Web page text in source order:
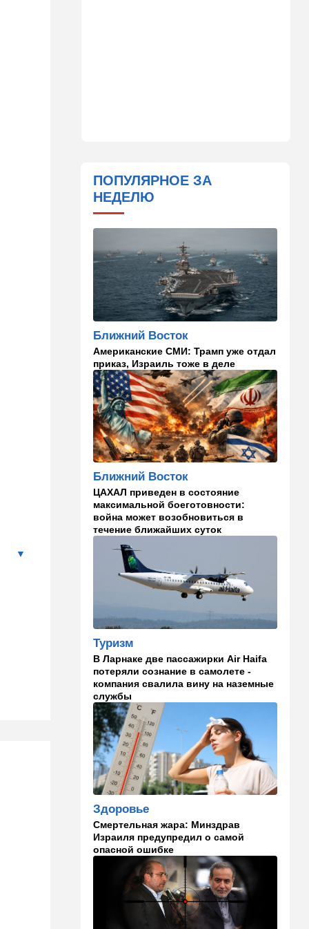
Бен-Гурион после войны:
новые правила,
безопасность и советы
Здоровье
Какие продукты помогают
легче переносить стресс:
что выяснили ученые
13:47 Ближний Восток
к опасной черте в
отношениях с Израилем:
провокационное заявление
13:45 В мире
Помидоры научились
предупреждать соседей об
опасном вирусе
13:22 Стиль жизни
Что действительно помогает
пережить израильскую
жару, а что является мифом.
Разбираемся
Израиль
США суют Израилю палки в
колеса после гибели
военных в Ливане
12:46 Спорт
Иранский режим получил
удар по самолюбию -
публично, от женщин, из
Австралии
11:49 Общество
11 лет в бегах: в Бен-
Гурионе арестован педофил,
орудовавший в Хайфе,
Крайот и Кирьят-Шмоне
11:35 Израиль
США и Израиль могут
перейти к беспрецедентному
оборонному партнерству
11:03 Общество
Найдено сильно
разложившееся тело:
поиски 23-летнего парня
приняли трагический оборот
ПОПУЛЯРНОЕ ЗА
НЕДЕЛЮ
Ближний Восток
Американские СМИ: Трамп уже отдал
приказ, Израиль тоже в деле
Ближний Восток
ЦАХАЛ приведен в состояние
максимальной боеготовности:
война может возобновиться в
течение ближайших суток
Туризм
В Ларнаке две пассажирки Air Haifa
потеряли сознание в самолете -
компания свалила вину на наземные
службы
Здоровье
Смертельная жара: Минздрав
Израиля предупредил о самой
опасной ошибке